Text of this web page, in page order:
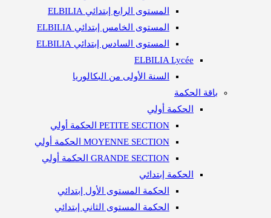
المستوى الرابع إبتدائي ELBILIA
المستوى الخامس إبتدائي ELBILIA
المستوى السادس إبتدائي ELBILIA
ELBILIA Lycée
السنة الأولى من البكالوريا​
باقة الحكمة
الحكمة أولي
PETITE SECTION الحكمة أولي
MOYENNE SECTION الحكمة أولي
GRANDE SECTION الحكمة أولي
الحكمة إبتدائي
الحكمة المستوى الأول إبتدائي
الحكمة المستوى الثاني إبتدائي